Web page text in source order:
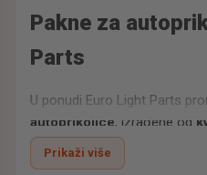
Pakne za
Parts
U ponudi Euro Light Parts
autoprikolice, izrađene od
frikcionih materijala
kočenje u svim uslovima.
Prikaži više